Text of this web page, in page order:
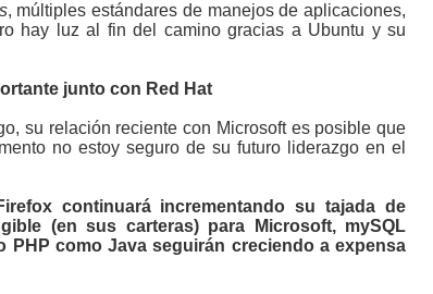
, múltiples estándares de manejos de aplicaciones,
hay luz al fin del camino gracias a Ubuntu y su
junto con Red Hat
su relación reciente con Microsoft es posible que
no estoy seguro de su futuro liderazgo en el
continuará incrementando su tajada de
(en sus carteras) para Microsoft, mySQL
como Java seguirán creciendo a expensa